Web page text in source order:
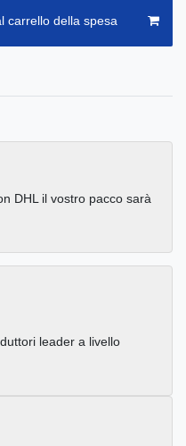
carrello della spesa
DHL il vostro pacco sarà
leader a livello